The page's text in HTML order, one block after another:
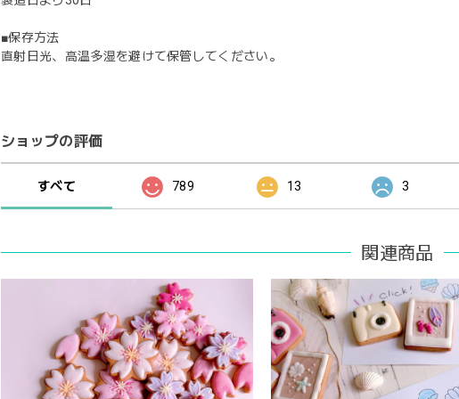
■保存方法
直射日光、高温多湿を避けて保管してください。
ショップの評価
すべて 789 13 3
関連商品